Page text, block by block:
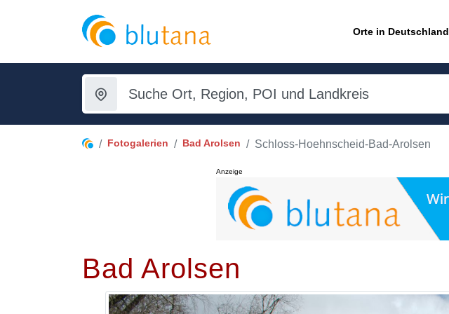
Orte in Deutschland
Fotogalerien Bad Arolsen Schloss-Hoehnscheid-Bad-Arolsen
Anzeige
Bad Arolsen